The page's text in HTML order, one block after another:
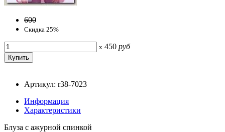
600
Скидка 25%
x 450 руб
Артикул: r38-7023
Информация
Характеристики
Блуза с ажурной спинкой